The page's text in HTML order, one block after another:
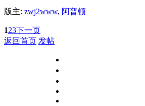
版主: zwj2www, 阿普顿
123下一页
返回首页 发帖